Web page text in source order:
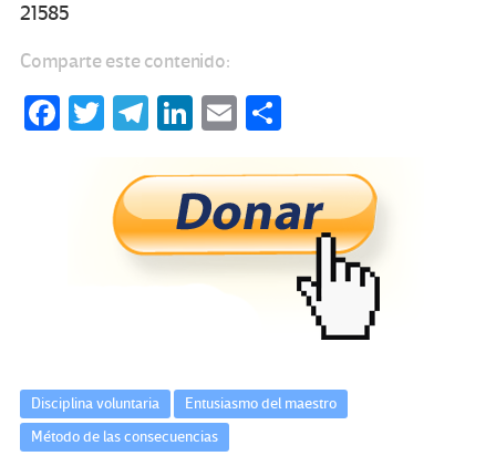
21585
Comparte este contenido:
Fa T
tt
er
Te
gr
a
m
Li
ke
dI
n
E
ail m
p
ar
tir
Disciplina voluntaria
Entusiasmo del maestro
Método de las consecuencias